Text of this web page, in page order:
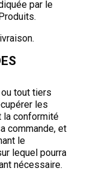
par le
tout tiers
les
la conformité
commande, et
le
lequel pourra
nécessaire.